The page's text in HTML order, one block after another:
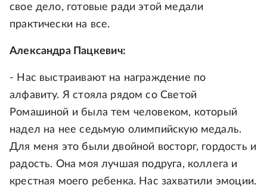
свое дело, готовые ради этой медали
практически на все.
Александра Пацкевич:
- Нас выстраивают на награждение по
алфавиту. Я стояла рядом со Светой
Ромашиной и была тем человеком, который
надел на нее седьмую олимпийскую медаль.
Для меня это были двойной восторг, гордость и
радость. Она моя лучшая подруга, коллега и
крестная моего ребенка. Нас захватили эмоции.